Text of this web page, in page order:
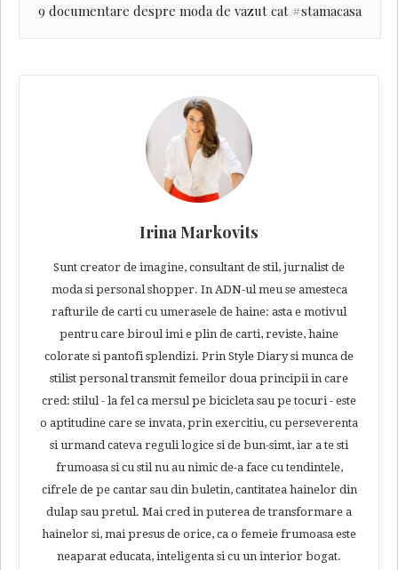
9 documentare despre moda de vazut cat #stamacasa
Irina Markovits
Sunt creator de imagine, consultant de stil, jurnalist de
moda si personal shopper. In ADN-ul meu se amesteca
rafturile de carti cu umerasele de haine: asta e motivul
pentru care biroul imi e plin de carti, reviste, haine
colorate si pantofi splendizi. Prin Style Diary si munca de
stilist personal transmit femeilor doua principii in care
cred: stilul - la fel ca mersul pe bicicleta sau pe tocuri - este
o aptitudine care se invata, prin exercitiu, cu perseverenta
si urmand cateva reguli logice si de bun-simt, iar a te sti
frumoasa si cu stil nu au nimic de-a face cu tendintele,
cifrele de pe cantar sau din buletin, cantitatea hainelor din
dulap sau pretul. Mai cred in puterea de transformare a
hainelor si, mai presus de orice, ca o femeie frumoasa este
neaparat educata, inteligenta si cu un interior bogat.